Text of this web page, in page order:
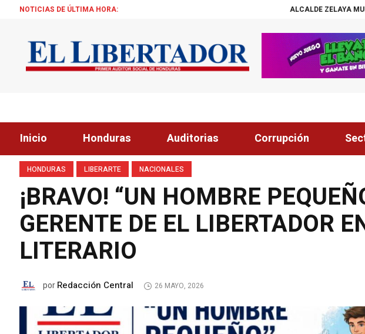
NOTICIAS DE ÚLTIMA HORA: ALCALDE ZELAYA MUESTRA AVANCES DE
Inicio Honduras Auditorias Corrupción
HONDURAS LIBERARTE NACIONALES
¡BRAVO! “UN HOMBRE
GERENTE DE EL LIBERTADOR
LITERARIO
porRedacción Central 26 MAYO, 2026